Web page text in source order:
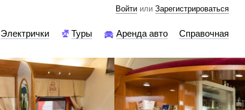
Войти илиЗарегистрироваться
Электрички Туры Аренда авто Справочная